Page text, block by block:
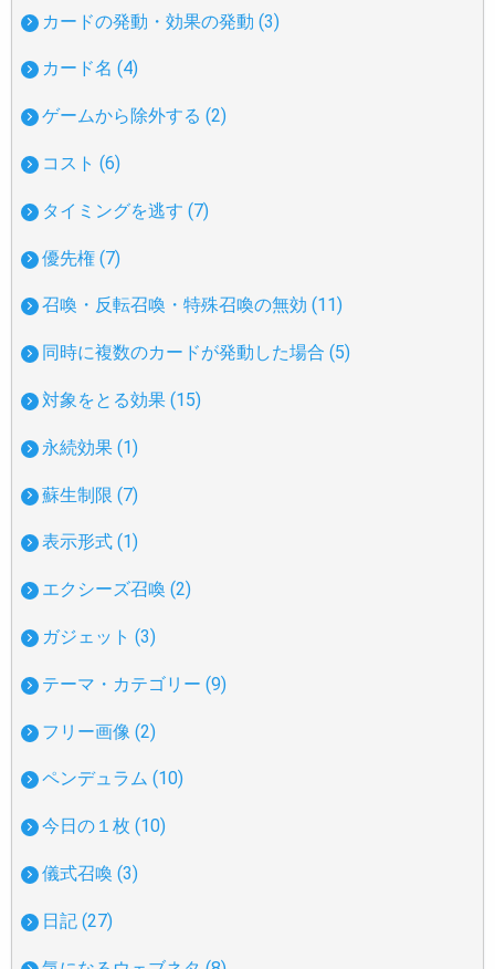
カードの発動・効果の発動 (3)
カード名 (4)
ゲームから除外する (2)
コスト (6)
タイミングを逃す (7)
優先権 (7)
召喚・反転召喚・特殊召喚の無効 (11)
同時に複数のカードが発動した場合 (5)
対象をとる効果 (15)
永続効果 (1)
蘇生制限 (7)
表示形式 (1)
エクシーズ召喚 (2)
ガジェット (3)
テーマ・カテゴリー (9)
フリー画像 (2)
ペンデュラム (10)
今日の１枚 (10)
儀式召喚 (3)
日記 (27)